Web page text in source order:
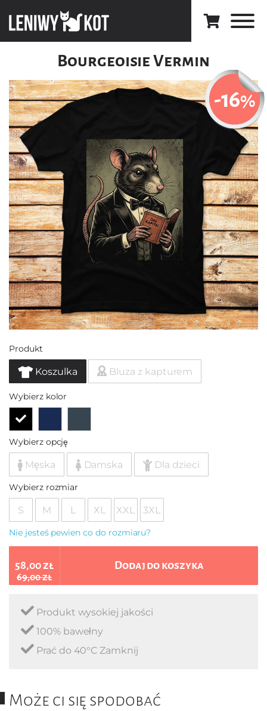
Bourgeoisie Vermin
-16%
Produkt
Koszulka Bluza z kapturem
Wybierz kolor
Wybierz opcję
Męska Damska Dla dzieci
Wybierz rozmiar
S M L XL XXL 3XL
Nie jesteś pewien co do rozmiaru?
58,00 zł
69,00 zł
Dodaj do koszyka
Produkt wysokiej jakości
100% bawełny
Prać do 40°C Zamknij
Może ci się spodobać